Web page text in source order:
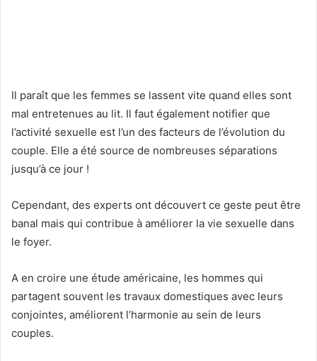
Il paraît que les femmes se lassent vite quand elles sont
mal entretenues au lit. Il faut également notifier que
l’activité sexuelle est l’un des facteurs de l’évolution du
couple. Elle a été source de nombreuses séparations
jusqu’à ce jour !
Cependant, des experts ont découvert ce geste peut être
banal mais qui contribue à améliorer la vie sexuelle dans
le foyer.
A en croire une étude américaine, les hommes qui
partagent souvent les travaux domestiques avec leurs
conjointes, améliorent l’harmonie au sein de leurs
couples.